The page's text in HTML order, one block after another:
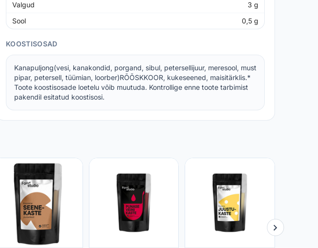
Valgud
3 g
Sool
0,5 g
KOOSTISOSAD
Kanapuljong(vesi, kanakondid, porgand, sibul, petersellijuur, meresool, must
pipar, petersell, tüümian, loorber)RÕÕSKKOOR, kukeseened, maisitärklis.*
Toote koostisosade loetelu võib muutuda. Kontrollige enne toote tarbimist
pakendil esitatud koostisosi.